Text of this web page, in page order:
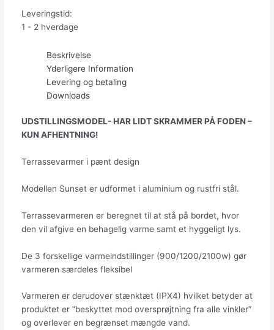
Leveringstid:
1 - 2 hverdage
Beskrivelse
Yderligere Information
Levering og betaling
Downloads
UDSTILLINGSMODEL- HAR LIDT SKRAMMER PÅ FODEN –
KUN AFHENTNING!
Terrassevarmer i pænt design
Modellen Sunset er udformet i aluminium og rustfri stål.
Terrassevarmeren er beregnet til at stå på bordet, hvor
den vil afgive en behagelig varme samt et hyggeligt lys.
De 3 forskellige varmeindstillinger (900/1200/2100w) gør
varmeren særdeles fleksibel
Varmeren er derudover stænktæt (IPX4) hvilket betyder at
produktet er ”beskyttet mod oversprøjtning fra alle vinkler”
og overlever en begrænset mængde vand.